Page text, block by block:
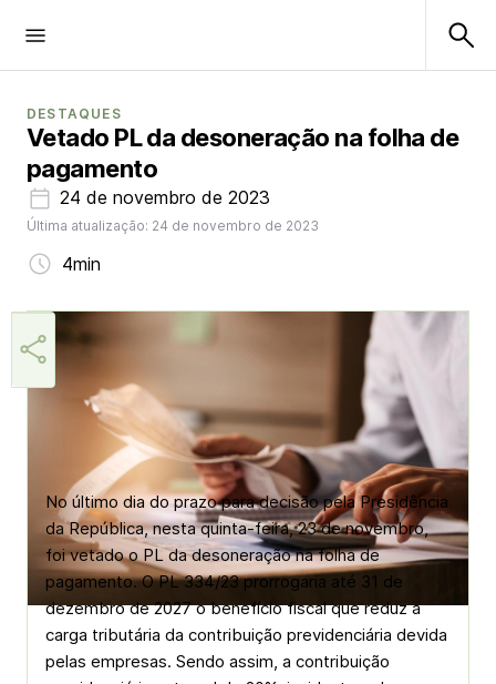
DESTAQUES
Vetado PL da desoneração na folha de
pagamento
24 de novembro de 2023
Última atualização: 24 de novembro de 2023
4min
Márcia Miranda
No último dia do prazo para decisão pela Presidência
da República, nesta quinta-feira, 23 de novembro,
foi vetado o PL da desoneração na folha de
pagamento. O PL 334/23 prorrogaria até 31 de
dezembro de 2027 o benefício fiscal que reduz a
carga tributária da contribuição previdenciária devida
pelas empresas. Sendo assim, a contribuição